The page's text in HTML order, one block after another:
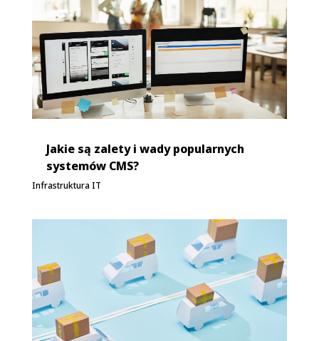
Jakie są zalety i wady popularnych
systemów CMS?
Infrastruktura IT